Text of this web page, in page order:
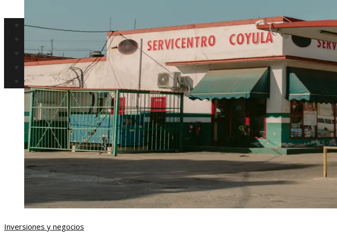
Panamá
Tecnología
Cultura y ocio
Inversiones y negocios
Responsabilidad Social
Inversiones y negocios